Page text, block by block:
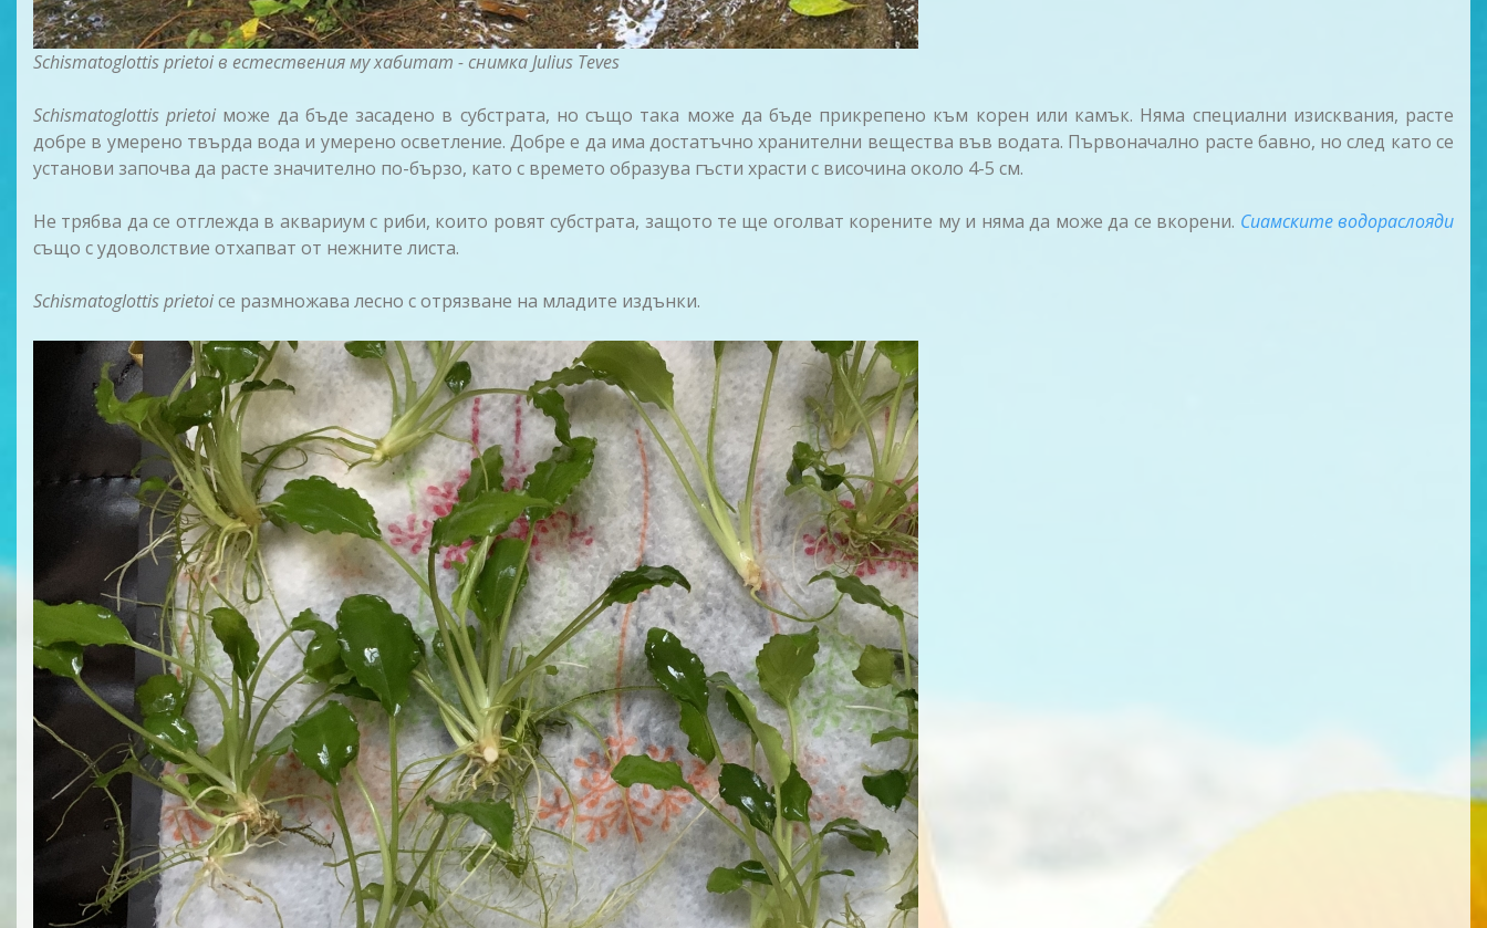
Schismatoglottis prietoi в естествения му хабитат - снимка Julius Teves
Schismatoglottis prietoi може да бъде засадено в субстрата, но също така може да бъде прикрепено към корен или камък. Няма специални изисквания, расте
добре в умерено твърда вода и умерено осветление. Добре е да има достатъчно хранителни вещества във водата. Първоначално расте бавно, но след като се
установи започва да расте значително по-бързо, като с времето образува гъсти храсти с височина около 4-5 см.
Не трябва да се отглежда в аквариум с риби, които ровят субстрата, защото те ще оголват корените му и няма да може да се вкорени. Сиамските водораслояди
също с удоволствие отхапват от нежните листа.
Schismatoglottis prietoiсе размножава лесно с отрязване на младите издънки.